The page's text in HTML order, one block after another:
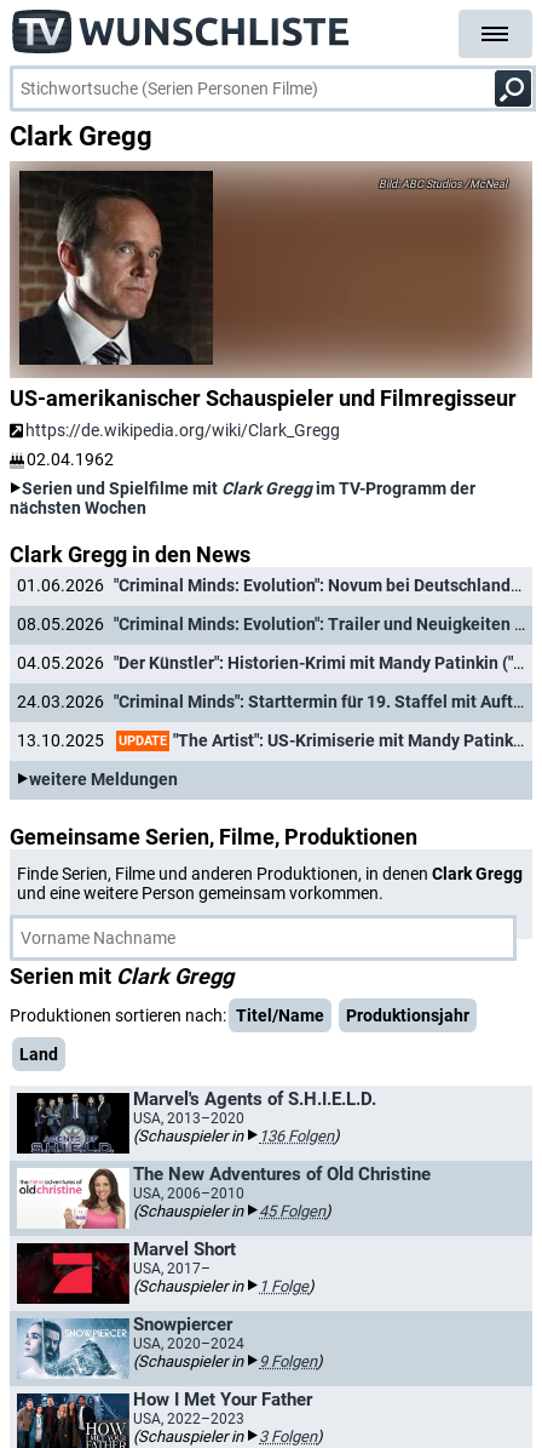
Clark Gregg
ABC Studios /McNeal
US-amerikanischer Schauspieler und Filmregisseur
https://de.wikipedia.org/wiki/Clark_Gregg
02.04.1962
Serien und Spielfilme mit Clark Greggim TV-Programm der
nächsten Wochen
Clark Gregg in den News
01.06.2026
"Criminal Minds: Evolution": Novum bei Deutschlandpremiere von Staffel 19
08.05.2026
"Criminal Minds: Evolution": Trailer und Neuigkeiten zur nächsten Staffel
04.05.2026
"Der Künstler": Historien-Krimi mit Mandy Patinkin ("Homeland") und Zachary Quinto ("Heroes") jetzt auch in Deutschland
24.03.2026
"Criminal Minds": Starttermin für 19. Staffel mit Auftritt von "Heated Rivalry"-Star verkündet
13.10.2025
UPDATE "The Artist": US-Krimiserie mit Mandy Patinkin und Zachary Quinto mit ausführlichemTrailer
weitere Meldungen
Gemeinsame Serien, Filme, Produktionen
Finde Serien, Filme und anderen Produktionen, in denen Clark Gregg
und eine weitere Person gemeinsam vorkommen.
Serien mit Clark Gregg
Produktionen sortieren nach: Titel/Name
Produktionsjahr
Land
Marvel's Agents of S.H.I.E.L.D.
USA, 2013–2020
(Schauspieler in 136 Folgen)
The New Adventures of Old Christine
USA, 2006–2010
(Schauspieler in 45 Folgen)
Marvel Short
USA, 2017–
(Schauspieler in 1 Folge)
Snowpiercer
USA, 2020–2024
(Schauspieler in 9 Folgen)
How I Met Your Father
USA, 2022–2023
(Schauspieler in 3 Folgen)